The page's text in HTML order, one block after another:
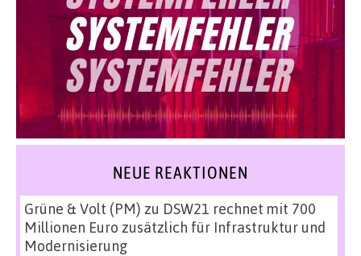
NEUE REAKTIONEN
Grüne & Volt (PM) zu DSW21 rechnet mit 700
Millionen Euro zusätzlich für Infrastruktur und
Modernisierung